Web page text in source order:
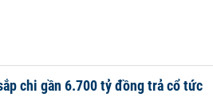
chi gần 6.700 tỷ đồng trả cổ tức